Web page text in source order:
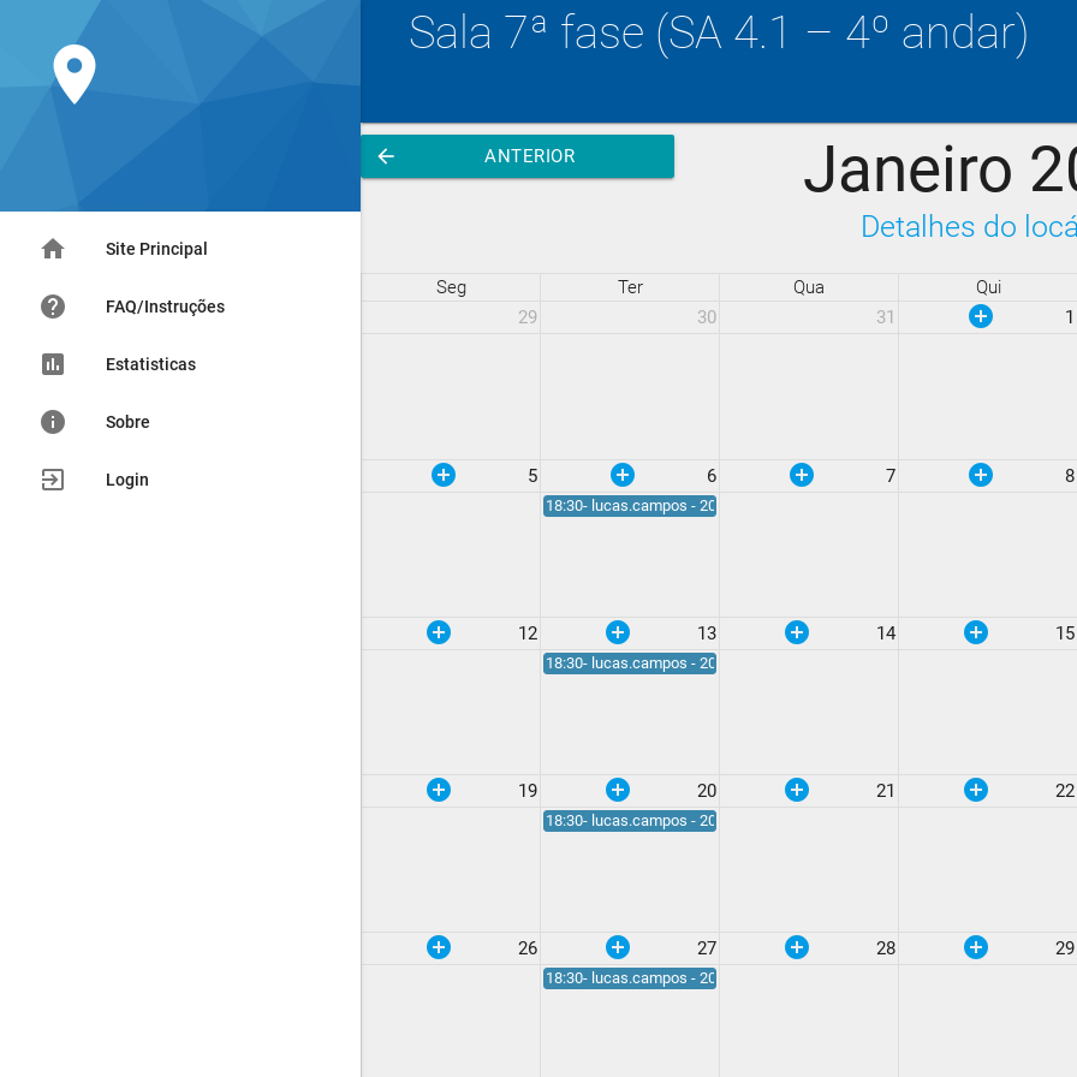
location_on
Site Principal
home
FAQ/Instruções
help
Estatisticas
assessment
Sobre
info
Login
exit_to_app
Sala 7ª fase (SA 4.1 – 4º andar)
arrow_back ANTERIOR Janeiro
Detalhes do
Seg Ter Qua Qui
29
30 31 1
add_circle
5
add_circle 6
add_circle 7
add_circle 8
add_circle
18:30- lucas.campos - 20:20
12
add_circle 13
add_circle 14
add_circle 15
add_circle
18:30- lucas.campos - 20:20
19
add_circle 20
add_circle 21
add_circle 22
add_circle
18:30- lucas.campos - 20:20
26
add_circle 27
add_circle 28
add_circle 29
add_circle
18:30- lucas.campos - 20:20